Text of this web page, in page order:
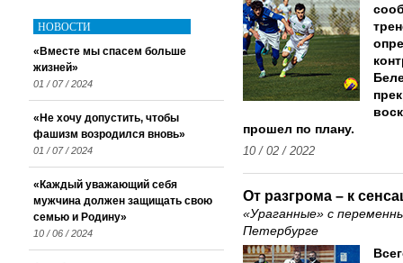
прошел по плану.
10 / 02 / 2022
От разгрома – к
«Ураганные» с
Петербурге
НОВОСТИ
«Вместе мы спасем больше
жизней»
01 / 07 / 2024
«Не хочу допустить, чтобы
фашизм возродился вновь»
01 / 07 / 2024
«Каждый уважающий себя
мужчина должен защищать свою
семью и Родину»
10 / 06 / 2024